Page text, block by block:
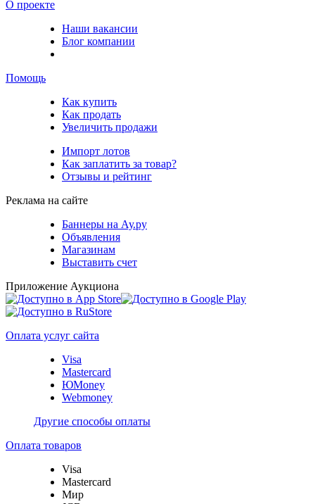
О проекте
Наши вакансии
Блог компании
Помощь
Как купить
Как продать
Увеличить продажи
Импорт лотов
Как заплатить за товар?
Отзывы и рейтинг
Реклама на сайте
Баннеры на Ау.ру
Объявления
Магазинам
Выставить счет
Приложение Аукциона
Оплата услуг сайта
Visa
Mastercard
ЮMoney
Webmoney
Другие способы оплаты
Оплата товаров
Visa
Mastercard
Мир